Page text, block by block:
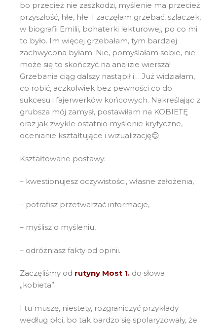
bo przecież nie zaszkodzi, myślenie ma przecież
przyszłość, hłe, hłe. I zaczęłam grzebać, szlaczek,
w biografii Emilii, bohaterki lekturowej, po co mi
to było. Im więcej grzebałam, tym bardziej
zachwycona byłam. Nie, pomyślałam sobie, nie
może się to skończyć na analizie wiersza!
Grzebania ciąg dalszy nastąpił i… Już widziałam,
co robić, aczkolwiek bez pewności co do
sukcesu i fajerwerków końcowych. Nakreślając z
grubsza mój zamysł, postawiłam na KOBIETĘ
oraz jak zwykle ostatnio myślenie krytyczne,
ocenianie kształtujące i wizualizację😊 .
Kształtowane postawy:
– kwestionujesz oczywistości, własne założenia,
– potrafisz przetwarzać informacje,
– myślisz o myśleniu,
– odróżniasz fakty od opinii.
Zaczęliśmy od rutyny Most 1. do słowa
„kobieta”.
I tu muszę, niestety, rozgraniczyć przykłady
według płci, bo tak bardzo się spolaryzowały, że